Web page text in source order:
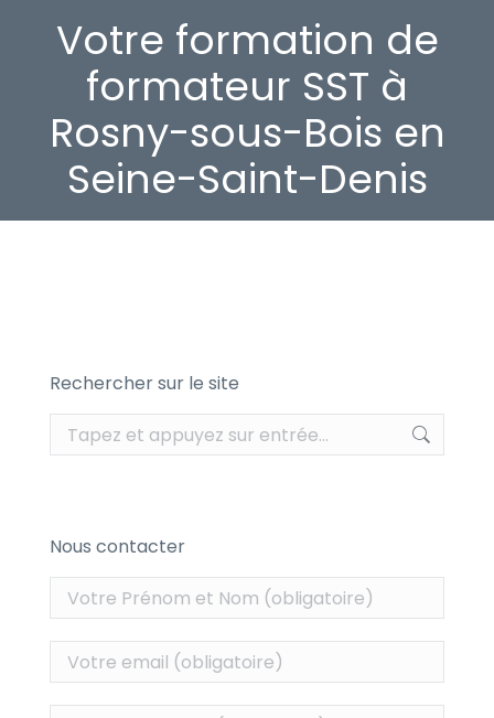
Votre formation de
formateur SST à
Rosny-sous-Bois en
Seine-Saint-Denis
Rechercher sur le site
Recherche
:
Nous contacter